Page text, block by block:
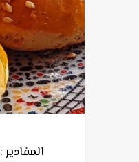
المقادير :